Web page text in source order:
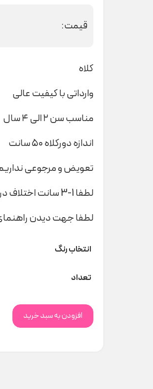
قیمت:
کلاه
وارداتی با کیفیت عالی
مناسب سن ۲ الی ۴ سال
اندازه دورکلاه ۵۰ سانت
تعویض و مرجوعی
لطفا 1-3 سانت اختلاف در اندازه گیری را لحاظ کنید
لطفا جهت دیدن
انتخاب رنگ
تعداد
افزودن به سبد خرید